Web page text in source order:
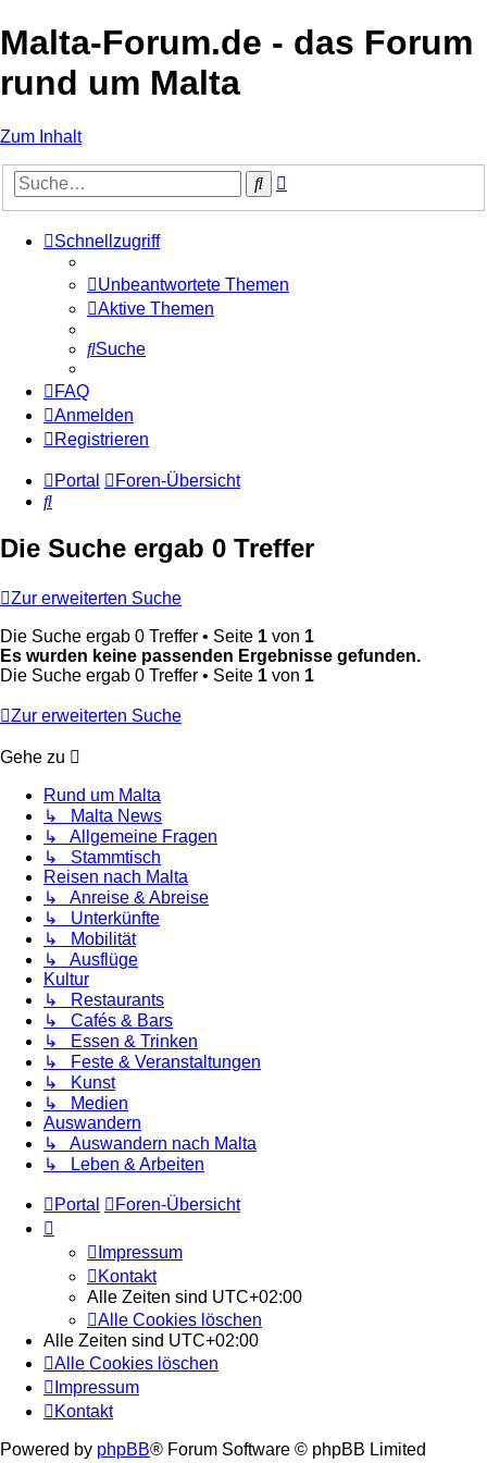
Malta-Forum.de - das Forum
rund um Malta
Zum Inhalt
Suche
Schnellzugriff
Unbeantwortete Themen
Aktive Themen
Suche
FAQ
Anmelden
Registrieren
Portal
Foren-Übersicht
Suche
Die Suche ergab 0 Treffer
Zur erweiterten Suche
Die Suche ergab 0 Treffer • Seite 1 von 1
Es wurden keine passenden Ergebnisse gefunden.
Die Suche ergab 0 Treffer • Seite 1 von 1
Zur erweiterten Suche
Gehe zu
Rund um Malta
↳ Malta News
↳ Allgemeine Fragen
↳ Stammtisch
Reisen nach Malta
↳ Anreise & Abreise
↳ Unterkünfte
↳ Mobilität
↳ Ausflüge
Kultur
↳ Restaurants
↳ Cafés & Bars
↳ Essen & Trinken
↳ Feste & Veranstaltungen
↳ Kunst
↳ Medien
Auswandern
↳ Auswandern nach Malta
↳ Leben & Arbeiten
Portal Foren-Übersicht
Impressum
Kontakt
Alle Zeiten sind UTC+02:00
Alle Cookies löschen
Alle Zeiten sind UTC+02:00
Alle Cookies löschen
Impressum
Kontakt
Powered by phpBB® Forum Software © phpBB Limited